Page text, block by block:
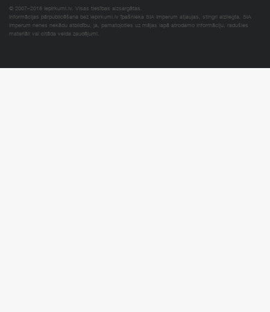
© 2007–2018 Iepirkumi.lv. Visas tiesības aizsargātas.
Informācijas pārpublicēšana bez iepirkumi.lv īpašnieka SIA Imperum atļaujas, stingri aizliegta. SIA
Imperum nenes nekādu atbildību, ja, pamatojoties uz mājas lapā atrodamo informāciju, radušies
materiāli vai citāda veida zaudējumi.